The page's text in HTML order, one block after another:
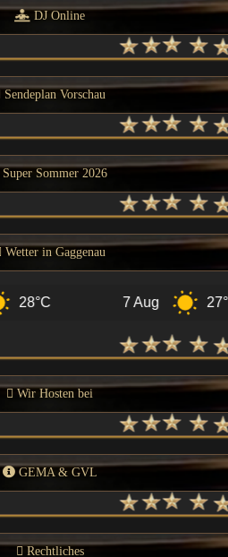
DJ Online
Sendeplan Vorschau
Super Sommer 2026
Wetter in Gaggenau
28°C 7 Aug 27°C
Wir Hosten bei
GEMA & GVL
Rechtliches